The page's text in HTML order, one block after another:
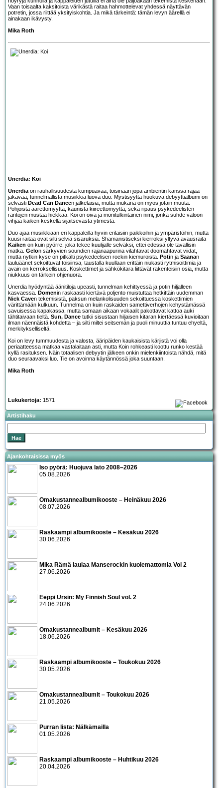
Vaan toisaalta kaksitoista värikästä raitaa hahmottelevat yhdessä näyttävän
potretin, jossa riittää yksityiskohtia. Ja mikä tärkeintä: tämän levyn äärellä ei
ainakaan ikävysty.
Mika Roth
Unerdia: Koi
Unerdia on rauhallisuudesta kumpuavaa, toisinaan jopa ambientin kanssa rajaa
jakavaa, tunnelmallista musiikkia luova duo. Mystisyyttä huokuva debyyttialbumi on
selvästi Dead Can Dancen jälkeläisiä, mutta mukana on myös jotain muuta.
Pohjoista äärettömyyttä, kaunista kiireettömyyttä, sekä ripaus psykedeelisten
rantojen mustaa hiekkaa. Koi on oiva ja monitulkintainen nimi, jonka suhde valoon
vihjaa kaiken keskellä sijaitsevasta ytimestä.
Duo ajaa musiikkiaan eri kappaleilla hyvin erilaisiin paikkoihin ja ympäristöihin, mutta
kuusi raitaa ovat silti selviä sisaruksia. Shamanistiseksi kierroksi yltyvä avausraita
Kaiken on kuin pyörre, joka tekee kuulijalle selväksi, ettei edessä ole tavallisin
matka. Gelon särkyvien soundien rajanaapurina vilahtavat doomahtavat viidat,
mutta nytkin kyse on pitkälti psykedeelisen rockin kiemuroista. Potin ja Saanan
lauluäänet sekoittuvat toisiinsa, taustalla kuullaan erittäin niukasti rytmisoittimia ja
avain on kerroksellisuus. Koskettimet ja sähkökitara liittävät rakenteisiin osia, mutta
niukkuus on tärkein ohjenuora.
Unerdia hyödyntää äänitiloja upeasti, tunnelman kehittyessä ja potin hiljalleen
kasvaessa. Domenin raskaasti kiertävä poljento muistuttaa hetkittäin uudemman
Nick Caven tekemisistä, paksun melankolisuuden sekoittuessa koskettimien
värittämään kulkuun. Tunnelma on kuin raskaiden samettiverhojen kehystämässä
savuisessa kapakassa, mutta samaan aikaan vokaalit pakottavat kattoa auki
tähtitaivaan tieltä. Sun, Dance tutkii sisustaan hiljaisen kitaran kiertäessä kuvioitaan
ilman näennäistä kohdetta – ja silti miltei seitsemän ja puoli minuuttia tuntuu ehyeltä,
merkitykselliseltä.
Koi on levy tummuudesta ja valosta, ääripäiden kaukaisista kärjistä voi olla
periaatteessa matkaa vastalaitaan asti, mutta Koin rohkeasti koottu runko kestää
kyllä rasituksen. Näin totaalisen debyytin jälkeen onkin mielenkiintoista nähdä, mitä
duo seuraavaksi luo. Tie on avoinna käytännössä joka suuntaan.
Mika Roth
Lukukertoja: 1571
Artistihaku
Ajankohtaisissa myös
Iso pyörä: Huojuva lato 2008–2026
05.08.2026
Omakustannealbumikooste – Heinäkuu 2026
08.07.2026
Raskaampi albumikooste – Kesäkuu 2026
30.06.2026
Mika Rämä laulaa Manserockin kuolemattomia Vol 2
27.06.2026
Eeppi Ursin: My Finnish Soul vol. 2
24.06.2026
Omakustannealbumit – Kesäkuu 2026
18.06.2026
Raskaampi albumikooste – Toukokuu 2026
30.05.2026
Omakustannealbumit – Toukokuu 2026
21.05.2026
Purran lista: Nälkämailla
01.05.2026
Raskaampi albumikooste – Huhtikuu 2026
20.04.2026